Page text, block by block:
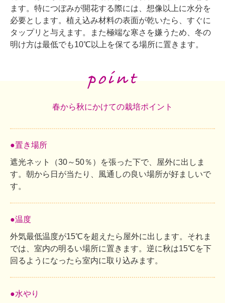
ます。特につぼみが開花する際には、想像以上に水分を
必要とします。植え込み材料の表面が乾いたら、すぐに
タップリと与えます。また極端な寒さを嫌うため、冬の
明け方は最低でも10℃以上を保てる場所に置きます。
春から秋にかけての栽培ポイント
●置き場所
遮光ネット（30～50％）を張った下で、屋外に出しま
す。朝から日が当たり、風通しの良い場所が好ましいで
す。
●温度
外気最低温度が15℃を超えたら屋外に出します。それま
では、室内の明るい場所に置きます。逆に秋は15℃を下
回るようになったら室内に取り込みます。
●水やり